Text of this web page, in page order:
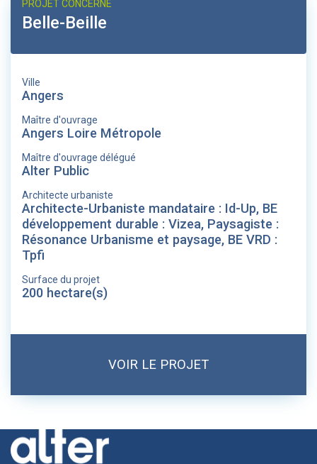
PROJET CONCERNÉ
Belle-Beille
Ville
Angers
Maître d'ouvrage
Angers Loire Métropole
Maître d'ouvrage délégué
Alter Public
Architecte urbaniste
Architecte-Urbaniste mandataire : Id-Up, BE
développement durable : Vizea, Paysagiste :
Résonance Urbanisme et paysage, BE VRD :
Tpfi
Surface du projet
200 hectare(s)
VOIR LE PROJET